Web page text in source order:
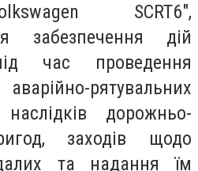
SCRT6",
забезпечення дій
час проведення
рятувальних
наслідків дорожньо-
заходів щодо
та надання їм